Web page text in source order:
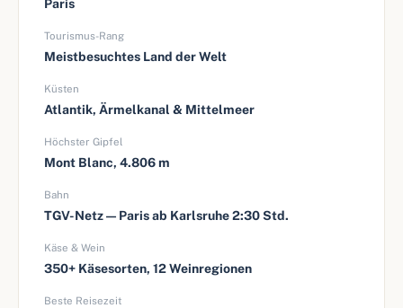
Paris
Tourismus-Rang
Meistbesuchtes Land der Welt
Küsten
Atlantik, Ärmelkanal & Mittelmeer
Höchster Gipfel
Mont Blanc, 4.806 m
Bahn
TGV-Netz — Paris ab Karlsruhe 2:30 Std.
Käse & Wein
350+ Käsesorten, 12 Weinregionen
Beste Reisezeit